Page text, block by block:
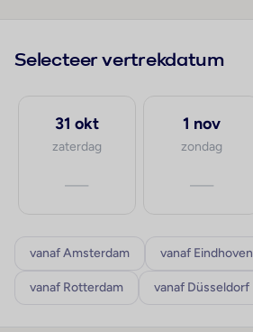
Selecteer vertrekdatum
31 okt
zaterdag
—
1 nov
zondag
—
vanaf Amsterdam vanaf Eindhoven
vanaf Rotterdam vanaf Düsseldorf